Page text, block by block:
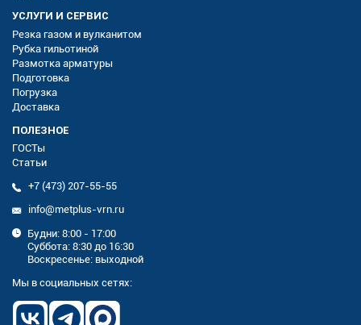
УСЛУГИ И СЕРВИС
Резка газом и вулканитом
Рубка гильотиной
Размотка арматуры
Подготовка
Погрузка
Доставка
ПОЛЕЗНОЕ
ГОСТы
Статьи
+7 (473) 207-55-55
info@metplus-vrn.ru
Будни: 8:00 - 17:00
Суббота: 8:30 до 16:30
Воскресенье: выходной
Мы в социальных сетях: